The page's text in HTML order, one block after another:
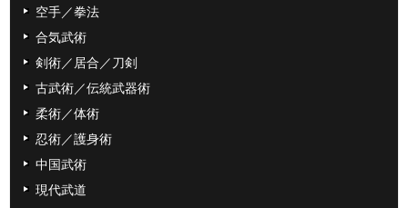
空手／拳法
合気武術
剣術／居合／刀剣
古武術／伝統武器術
柔術／体術
忍術／護身術
中国武術
現代武道